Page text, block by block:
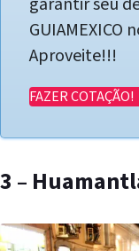
Aproveite!!!
FAZER COTAÇÃO!
3 –